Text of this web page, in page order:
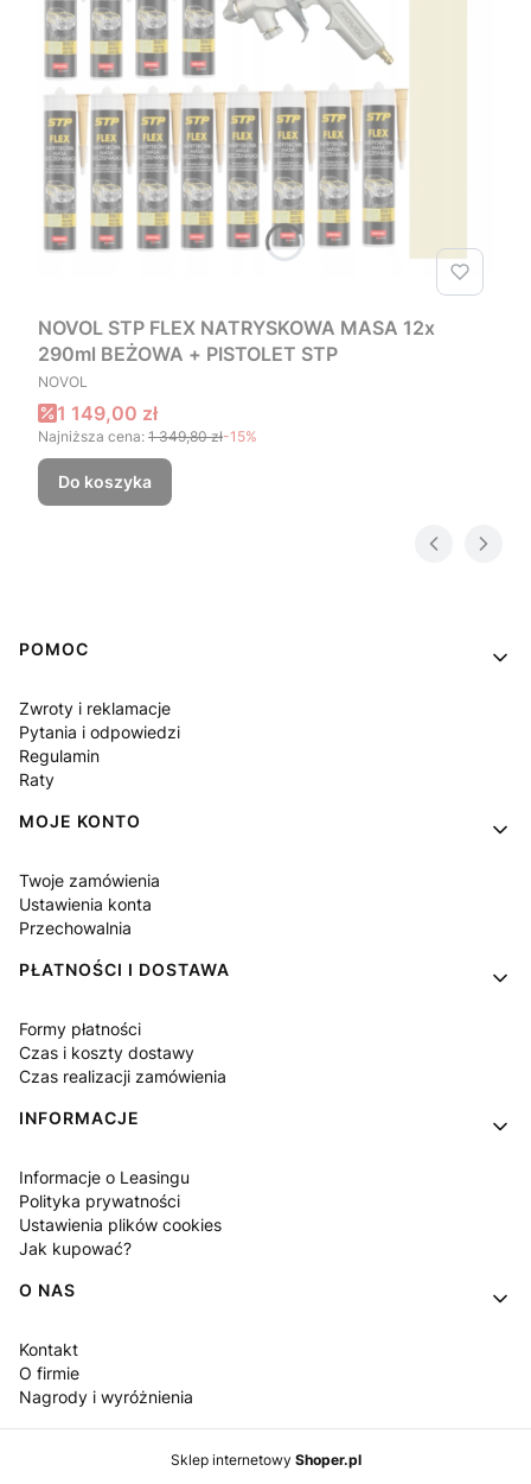
NOVOL STP FLEX NATRYSKOWA MASA 12x
290ml BEŻOWA + PISTOLET STP
PRODUCENT
NOVOL
Cena promocyjna
1 149,00 zł
Najniższa cena: 1 349,80 zł-15%
Do koszyka
Linki w stopce
POMOC
Zwroty i reklamacje
Pytania i odpowiedzi
Regulamin
Raty
MOJE KONTO
Twoje zamówienia
Ustawienia konta
Przechowalnia
PŁATNOŚCI I DOSTAWA
Formy płatności
Czas i koszty dostawy
Czas realizacji zamówienia
INFORMACJE
Informacje o Leasingu
Polityka prywatności
Ustawienia plików cookies
Jak kupować?
O NAS
Kontakt
O firmie
Nagrody i wyróżnienia
Sklep internetowy Shoper.pl